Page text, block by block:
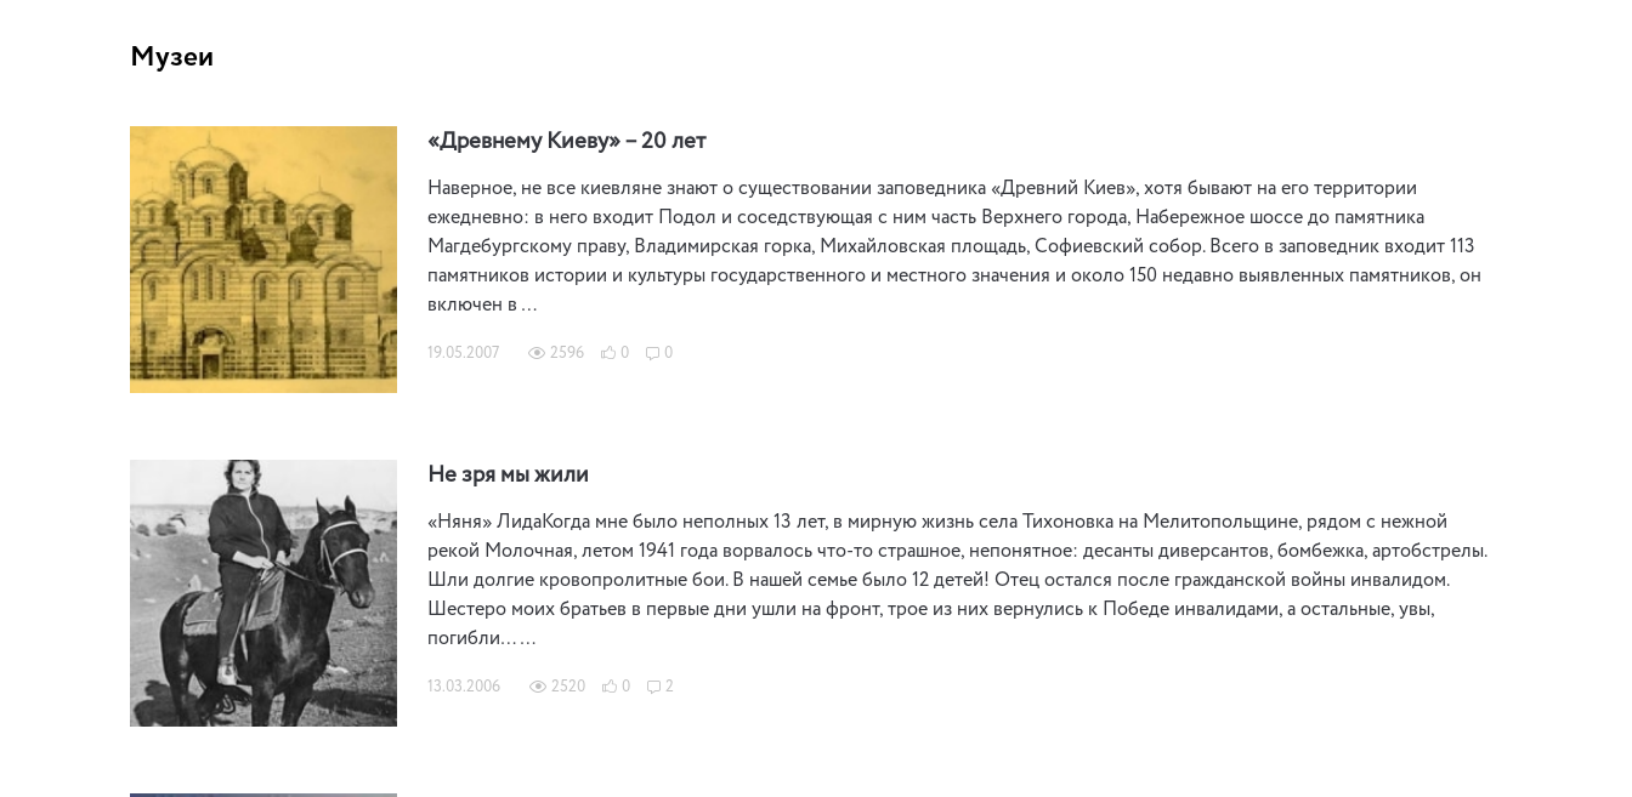
Музеи
«Древнему Киеву» – 20 лет
Наверное, не все киевляне знают о существовании заповедника «Древний Киев», хотя бывают на его территории
ежедневно: в него входит Подол и соседствующая с ним часть Верхнего города, Набережное шоссе до памятника
Магдебургскому праву, Владимирская горка, Михайловская площадь, Софиевский собор. Всего в заповедник входит 113
памятников истории и культуры государственного и местного значения и около 150 недавно выявленных памятников, он
включен в …
19.05.2007 2596 0 0
Не зря мы жили
«Няня» ЛидаКогда мне было неполных 13 лет, в мирную жизнь села Тихоновка на Мелитопольщине, рядом с нежной
рекой Молочная, летом 1941 года ворвалось что-то страшное, непонятное: десанты диверсантов, бомбежка, артобстрелы.
Шли долгие кровопролитные бои. В нашей семье было 12 детей! Отец остался после гражданской войны инвалидом.
Шестеро моих братьев в первые дни ушли на фронт, трое из них вернулись к Победе инвалидами, а остальные, увы,
погибли… …
13.03.2006 2520 0 2